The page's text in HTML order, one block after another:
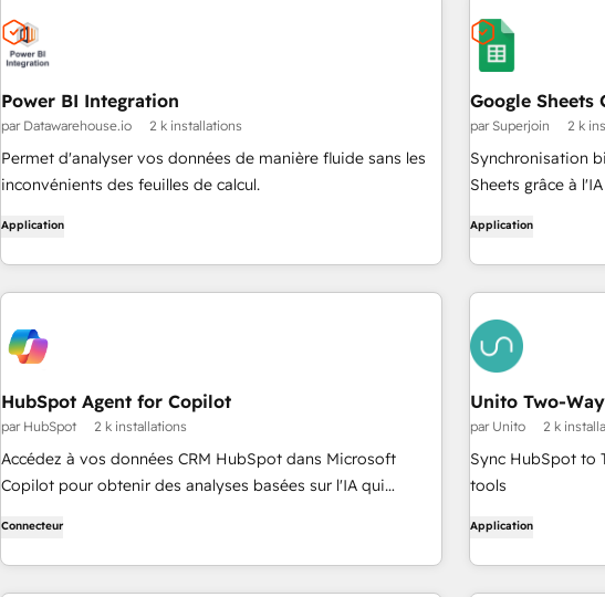
Power BI Integration
par Datawarehouse.io 2 k installations
Permet d'analyser vos données de manière fluide sans les
inconvénients des feuilles de calcul.
Application
Google Sheets
par Superjoin 2 k
Synchronisation
Sheets grâce à l'IA
Application
HubSpot Agent for Copilot
par HubSpot 2 k installations
Accédez à vos données CRM HubSpot dans Microsoft
Copilot pour obtenir des analyses basées sur l'IA qui
Connecteur
Unito Two-
par Unito 2 k
Sync HubSpot to
tools
Application